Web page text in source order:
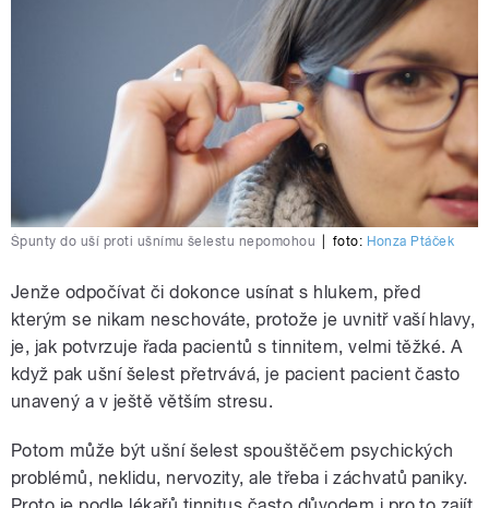
Špunty do uší proti ušnímu šelestu nepomohou foto: Honza Ptáček
Jenže odpočívat či dokonce usínat s hlukem, před
kterým se nikam neschováte, protože je uvnitř vaší hlavy,
je, jak potvrzuje řada pacientů s tinnitem, velmi těžké. A
když pak ušní šelest přetrvává, je pacient pacient často
unavený a v ještě větším stresu.
Potom může být ušní šelest spouštěčem psychických
problémů, neklidu, nervozity, ale třeba i záchvatů paniky.